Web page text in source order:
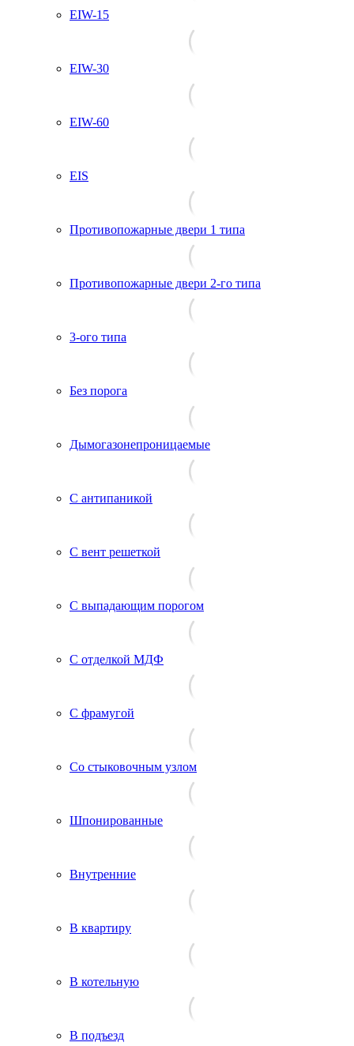
EIW-15
EIW-30
EIW-60
EIS
Противопожарные двери 1 типа
Противопожарные двери 2-го типа
3-ого типа
Без порога
Дымогазонепроницаемые
С антипаникой
С вент решеткой
С выпадающим порогом
С отделкой МДФ
С фрамугой
Со стыковочным узлом
Шпонированные
Внутренние
В квартиру
В котельную
В подъезд